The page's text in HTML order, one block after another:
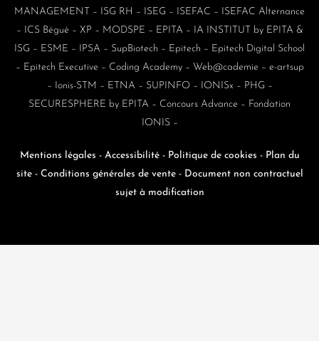
MANAGEMENT – ISG RH – ISEG – ISEFAC – ISEFAC Alternance
– ICS Bégué – XP – MODSPE – EPITA – IA INSTITUT by EPITA &
ISG – ESME – IPSA – SupBiotech – Epitech – Epitech Digital School
– Epitech Executive – Coding Academy– Web@cademie – e-artsup
– Ionis-STM – ETNA – SUPINFO – IONISx – PHG –
SECURESPHERE by EPITA – Concours Advance – Fondation
IONIS –
Mentions légales - Accessibilité- Politique de cookies - Plan du
site- Conditions générales de vente -Document non contractuel
sujet à modification